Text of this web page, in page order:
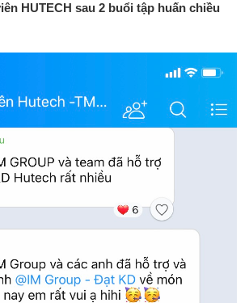
HUTECH sau 2 buổi tập huấn chiều